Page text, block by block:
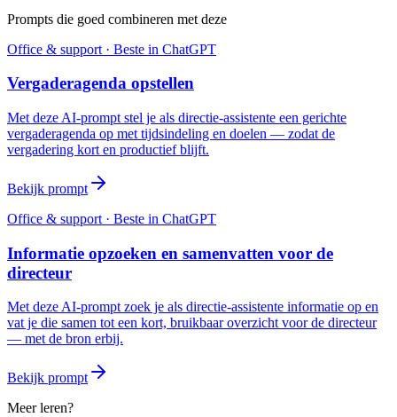
Prompts die goed combineren met deze
Office & support · Beste in ChatGPT
Vergaderagenda opstellen
Met deze AI-prompt stel je als directie-assistente een gerichte
vergaderagenda op met tijdsindeling en doelen — zodat de
vergadering kort en productief blijft.
Bekijk prompt
Office & support · Beste in ChatGPT
Informatie opzoeken en samenvatten voor de
directeur
Met deze AI-prompt zoek je als directie-assistente informatie op en
vat je die samen tot een kort, bruikbaar overzicht voor de directeur
— met de bron erbij.
Bekijk prompt
Meer leren?